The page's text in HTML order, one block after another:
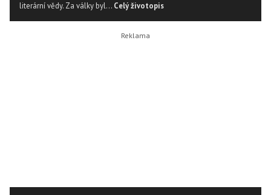
literární vědy. Za války byl... Celý životopis